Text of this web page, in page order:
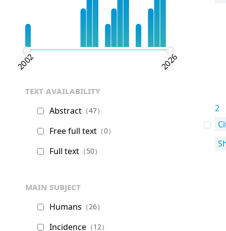
2002 2026
text availability
Abstract （47）
Free full text （0）
Full text （50）
main subject
Humans （26）
Incidence （12）
2